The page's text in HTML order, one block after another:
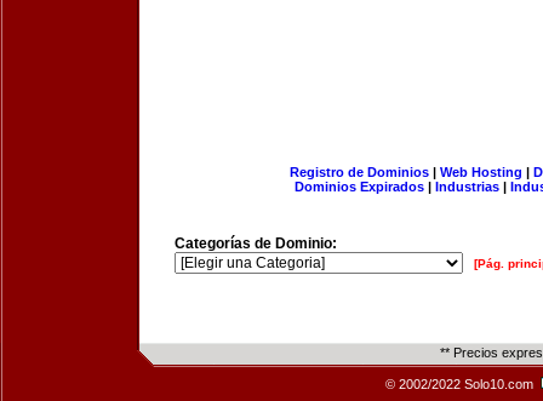
Registro de Dominios| Web Hosting |
Dominios Expirados | Industrias |
Categorías de Dominio:
[Pág.
** Precios
© 2002/2022 Solo10.com